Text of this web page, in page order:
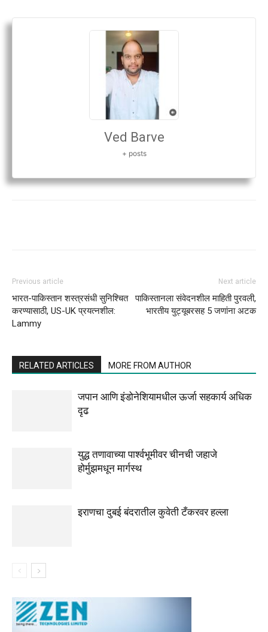
Ved Barve
+ posts
Previous article
भारत-पाकिस्तान शस्त्रसंधी सुनिश्चित
करण्यासाठी, US-UK प्रयत्नशील:
Lammy
Next article
पाकिस्तानला संवेदनशील माहिती पुरवली,
भारतीय युट्यूबरसह 5 जणांना अटक
RELATED ARTICLES MORE FROM AUTHOR
जपान आणि इंडोनेशियामधील ऊर्जा सहकार्य अधिक
दृढ
युद्ध तणावाच्या पार्श्वभूमीवर चीनची जहाजे
होर्मुझमधून मार्गस्थ
इराणचा दुबई बंदरातील कुवेती टँकरवर हल्ला